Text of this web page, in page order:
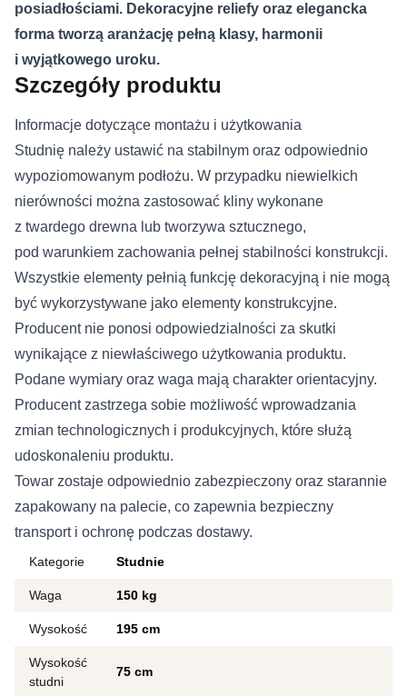
posiadłościami. Dekoracyjne reliefy oraz elegancka
forma tworzą aranżację pełną klasy, harmonii
i wyjątkowego uroku.
Szczegóły produktu
Informacje dotyczące montażu i użytkowania
Studnię należy ustawić na stabilnym oraz odpowiednio
wypoziomowanym podłożu. W przypadku niewielkich
nierówności można zastosować kliny wykonane
z twardego drewna lub tworzywa sztucznego,
pod warunkiem zachowania pełnej stabilności konstrukcji.
Wszystkie elementy pełnią funkcję dekoracyjną i nie mogą
być wykorzystywane jako elementy konstrukcyjne.
Producent nie ponosi odpowiedzialności za skutki
wynikające z niewłaściwego użytkowania produktu.
Podane wymiary oraz waga mają charakter orientacyjny.
Producent zastrzega sobie możliwość wprowadzania
zmian technologicznych i produkcyjnych, które służą
udoskonaleniu produktu.
Towar zostaje odpowiednio zabezpieczony oraz starannie
zapakowany na palecie, co zapewnia bezpieczny
transport i ochronę podczas dostawy.
Kategorie Studnie
Waga 150 kg
Wysokość 195 cm
Wysokość
studni
75 cm